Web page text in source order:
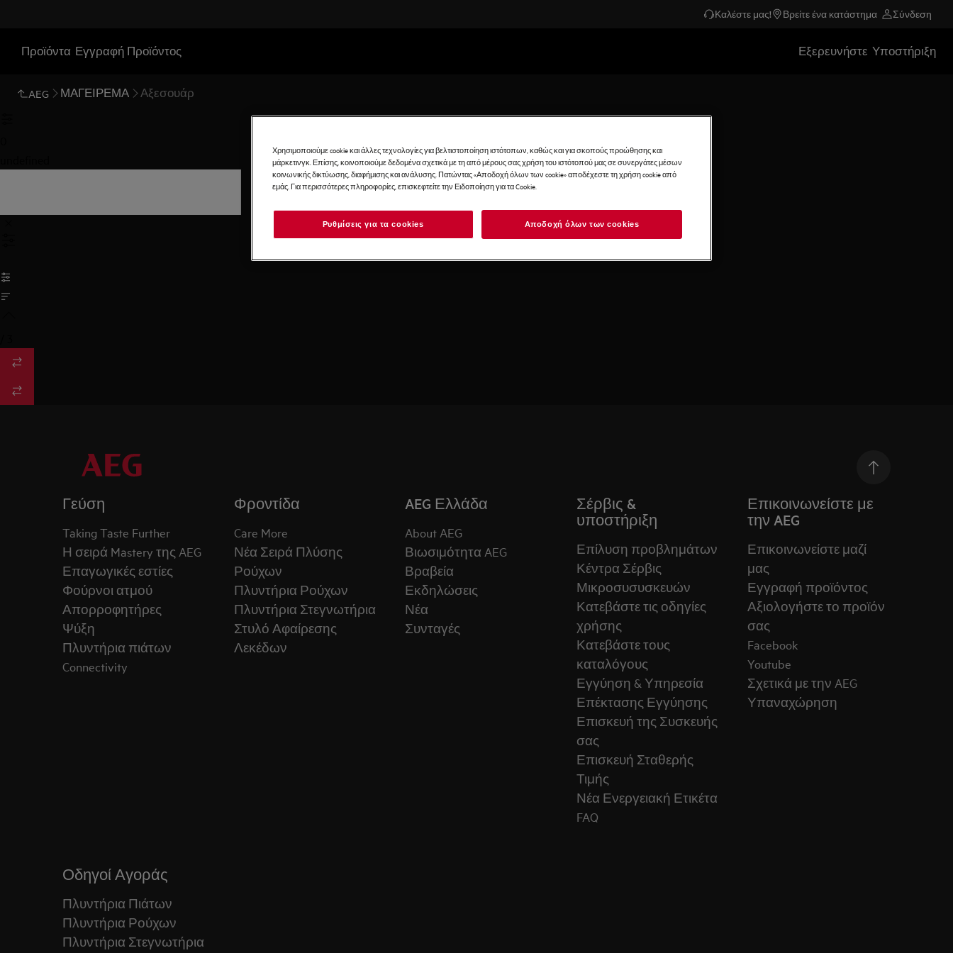
Καλέστε μας! Βρείτε ένα κατάστημα Σύνδεση
Προϊόντα Εγγραφή Προϊόντος Εξερευνήστε Υποστήριξη
AEG ΜΑΓΕΙΡΕΜΑ Αξεσουάρ
Γεύση
Taking Taste Further
Η σειρά Mastery της AEG
Επαγωγικές εστίες
Φούρνοι ατμού
Απορροφητήρες
Ψύξη
Πλυντήρια πιάτων
Connectivity
Φροντίδα
Care More
Νέα Σειρά Πλύσης
Ρούχων
Πλυντήρια Ρούχων
Πλυντήρια Στεγνωτήρια
Στυλό Αφαίρεσης
Λεκέδων
AEG Ελλάδα
About AEG
Βιωσιμότητα AEG
Βραβεία
Εκδηλώσεις
Νέα
Συνταγές
Σέρβις &
υποστήριξη
Επίλυση προβλημάτων
Κέντρα Σέρβις
Μικροσυσυσκευών
Κατεβάστε τις οδηγίες
χρήσης
Κατεβάστε τους
καταλόγους
Εγγύηση & Υπηρεσία
Επέκτασης Εγγύησης
Επισκευή της Συσκευής
σας
Επισκευή Σταθερής
Τιμής
Νέα Ενεργειακή Ετικέτα
FAQ
Επικοινωνείστε με
την AEG
Επικοινωνείστε μαζί
μας
Εγγραφή προϊόντος
Αξιολογήστε το προϊόν
σας
Facebook
Youtube
Σχετικά με την AEG
Υπαναχώρηση
Οδηγοί Αγοράς
Πλυντήρια Πιάτων
Πλυντήρια Ρούχων
Πλυντήρια Στεγνωτήρια
Χρησιμοποιούμε cookie και άλλες τεχνολογίες για βελτιστοποίηση ιστότοπων, καθώς και για σκοπούς προώθησης και
μάρκετινγκ. Επίσης, κοινοποιούμε δεδομένα σχετικά με τη από μέρους σας χρήση του ιστότοπού μας σε συνεργάτες μέσων
κοινωνικής δικτύωσης, διαφήμισης και ανάλυσης. Πατώντας «Αποδοχή όλων των cookie» αποδέχεστε τη χρήση cookie από
εμάς. Για περισσότερες πληροφορίες, επισκεφτείτε την Ειδοποίηση για τα Cookie.
Ρυθμίσεις για τα cookies Αποδοχή όλων των cookies